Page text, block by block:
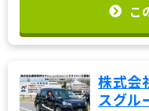
こ
株式会
スグル